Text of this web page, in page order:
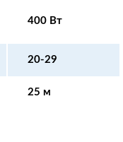
400 Вт
20-29
25 м